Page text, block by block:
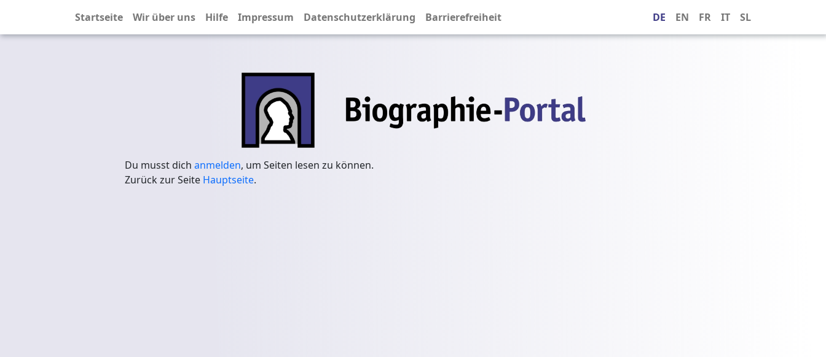
Startseite Wir über uns Hilfe Impressum Datenschutzerklärung Barrierefreiheit DE EN FR IT SL
Du musst dich anmelden, um Seiten lesen zu können.
Zurück zur Seite Hauptseite.